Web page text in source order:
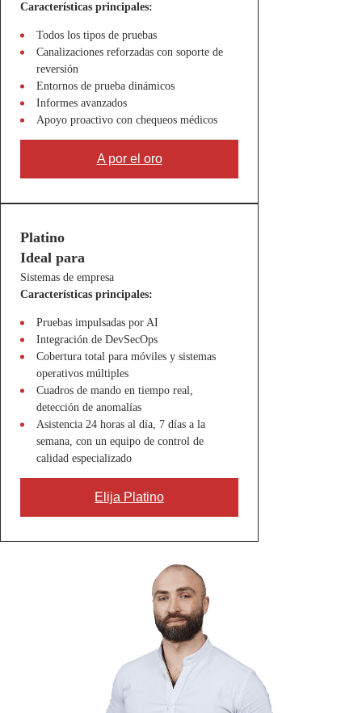
Características principales:
Todos los tipos de pruebas
Canalizaciones reforzadas con soporte de
reversión
Entornos de prueba dinámicos
Informes avanzados
Apoyo proactivo con chequeos médicos
A por el oro
Platino
Ideal para
Sistemas de empresa
Características principales:
Pruebas impulsadas por AI
Integración de DevSecOps
Cobertura total para móviles y sistemas
operativos múltiples
Cuadros de mando en tiempo real,
detección de anomalías
Asistencia 24 horas al día, 7 días a la
semana, con un equipo de control de
calidad especializado
Elija Platino